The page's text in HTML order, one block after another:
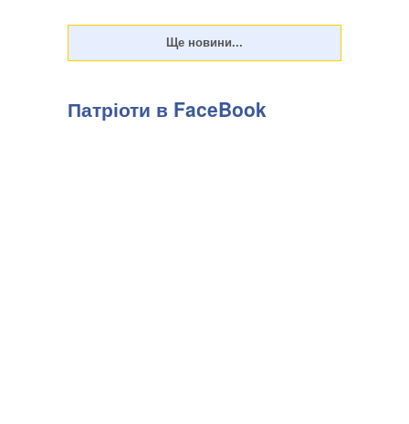
Патріоти в FaceBook